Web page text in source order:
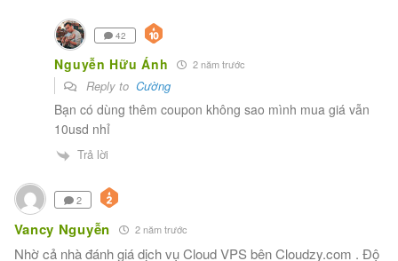
42
Nguyễn Hữu Ánh 2 năm trước
Reply toCường
Bạn có dùng thêm coupon không sao mình mua giá vẫn
10usd nhỉ
Trả lời
2
Vancy Nguyễn 2 năm trước
Nhờ cả nhà đánh giá dịch vụ Cloud VPS bên Cloudzy.com . Độ